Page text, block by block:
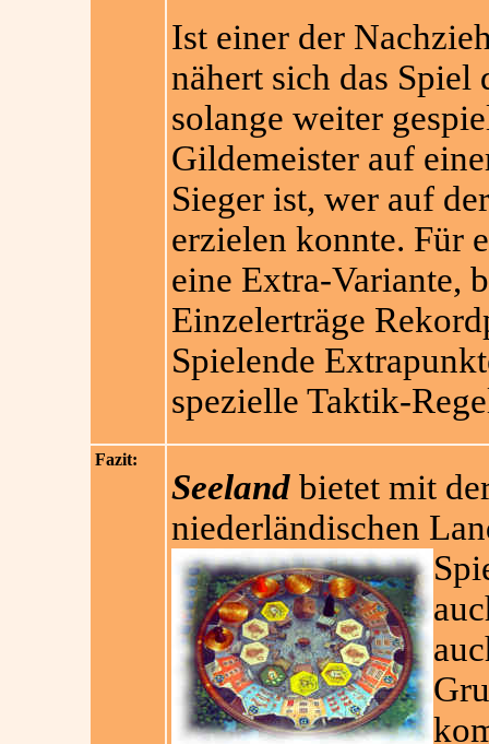
Ist einer der
nähert sich das
solange weiter
Gildemeister auf
Sieger ist, wer auf
erzielen konnte. Für
eine Extra-Variante,
Einzelerträge
Spielende
spezielle Taktik-
Fazit:
Seelandbietet mit
niederländischen